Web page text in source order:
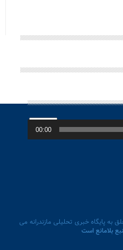
00:00
پایگاه خبری تحلیلی مازندرانه می
بلامانع است